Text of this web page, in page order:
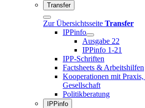
Transfer
Zur Übersichtsseite Transfer
IPPinfo
Ausgabe 22
IPPinfo 1-21
IPP-Schriften
Factsheets & Arbeitshilfen
Kooperationen mit
Gesellschaft
Politikberatung
IPPinfo